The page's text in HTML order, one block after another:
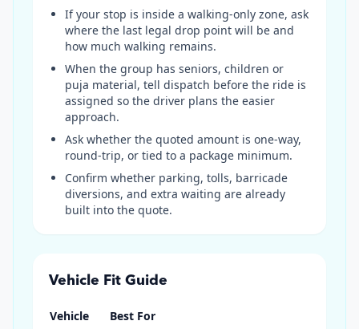
If your stop is inside a walking-only zone, ask
where the last legal drop point will be and
how much walking remains.
When the group has seniors, children or
puja material, tell dispatch before the ride is
assigned so the driver plans the easier
approach.
Ask whether the quoted amount is one-way,
round-trip, or tied to a package minimum.
Confirm whether parking, tolls, barricade
diversions, and extra waiting are already
built into the quote.
Vehicle Fit Guide
Vehicle Best For